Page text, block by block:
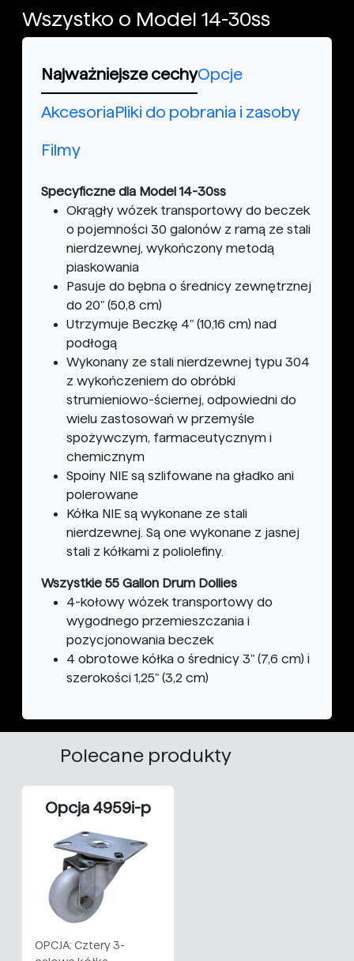
Wszystko o Model 14-30ss
Najważniejsze cechyOpcje
AkcesoriaPliki do pobrania i zasoby
Filmy
Specyficzne dla Model 14-30ss
Okrągły wózek transportowy do beczek
o pojemności 30 galonów z ramą ze stali
nierdzewnej, wykończony metodą
piaskowania
Pasuje do bębna o średnicy zewnętrznej
do 20" (50,8 cm)
Utrzymuje Beczkę 4" (10,16 cm) nad
podłogą
Wykonany ze stali nierdzewnej typu 304
z wykończeniem do obróbki
strumieniowo-ściernej, odpowiedni do
wielu zastosowań w przemyśle
spożywczym, farmaceutycznym i
chemicznym
Spoiny NIE są szlifowane na gładko ani
polerowane
Kółka NIE są wykonane ze stali
nierdzewnej. Są one wykonane z jasnej
stali z kółkami z poliolefiny.
Wszystkie 55 Gallon Drum Dollies
4-kołowy wózek transportowy do
wygodnego przemieszczania i
pozycjonowania beczek
4 obrotowe kółka o średnicy 3" (7,6 cm) i
szerokości 1,25" (3,2 cm)
Polecane produkty
Opcja 4959i-p
OPCJA: Cztery 3-